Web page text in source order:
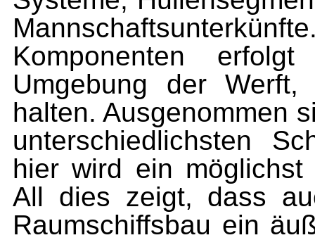
Komponenten
Umgebung der
halten. Ausgenommen
unterschiedlichsten
hier wird ein möglichst
All dies zeigt, dass
Raumschiffsbau ein